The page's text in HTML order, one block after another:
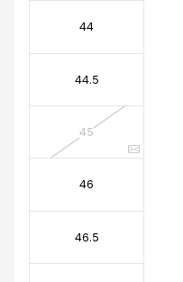
44
44.5
45
46
46.5